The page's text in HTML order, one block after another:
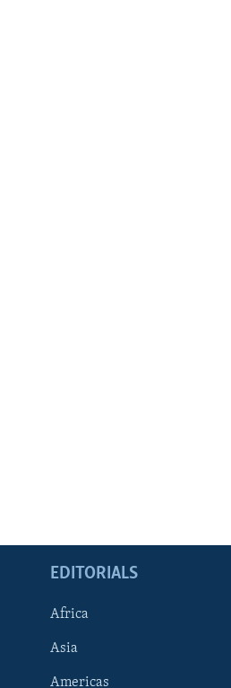
EDITORIALS
Africa
Asia
Americas